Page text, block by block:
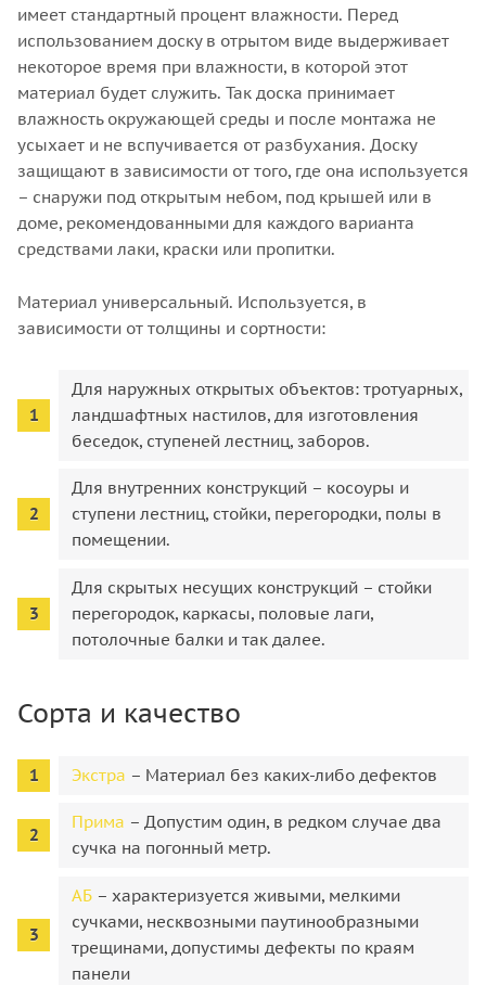
имеет стандартный процент влажности. Перед
использованием доску в отрытом виде выдерживает
некоторое время при влажности, в которой этот
материал будет служить. Так доска принимает
влажность окружающей среды и после монтажа не
усыхает и не вспучивается от разбухания. Доску
защищают в зависимости от того, где она используется
– снаружи под открытым небом, под крышей или в
доме, рекомендованными для каждого варианта
средствами лаки, краски или пропитки.
Материал универсальный. Используется, в
зависимости от толщины и сортности:
Для наружных открытых объектов: тротуарных,
ландшафтных настилов, для изготовления
беседок, ступеней лестниц, заборов.
Для внутренних конструкций – косоуры и
ступени лестниц, стойки, перегородки, полы в
помещении.
Для скрытых несущих конструкций – стойки
перегородок, каркасы, половые лаги,
потолочные балки и так далее.
Сорта и качество
Экстра – Материал без каких-либо дефектов
Прима – Допустим один, в редком случае два
сучка на погонный метр.
АБ– характеризуется живыми, мелкими
сучками, несквозными паутинообразными
трещинами, допустимы дефекты по краям
панели